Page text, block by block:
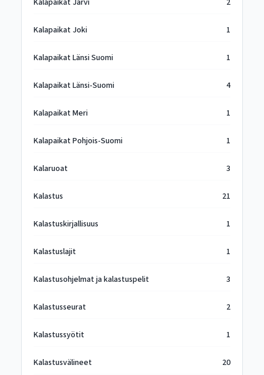
Kalapaikat Järvi 2
Kalapaikat Joki 1
Kalapaikat Länsi Suomi 1
Kalapaikat Länsi-Suomi 4
Kalapaikat Meri 1
Kalapaikat Pohjois-Suomi 1
Kalaruoat 3
Kalastus 21
Kalastuskirjallisuus 1
Kalastuslajit 1
Kalastusohjelmat ja kalastuspelit 3
Kalastusseurat 2
Kalastussyötit 1
Kalastusvälineet 20